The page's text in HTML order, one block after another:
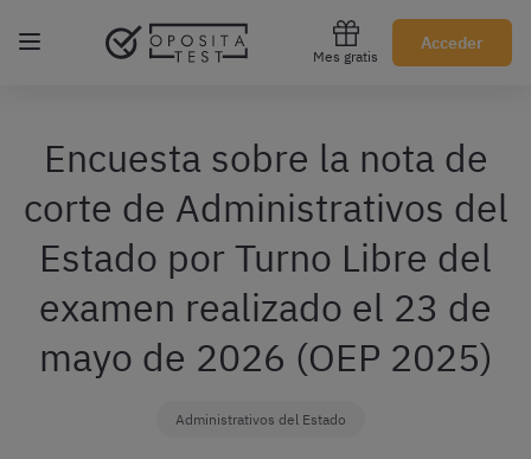
Mes gratis
Acceder
Regístrate gratis
Encuesta sobre la nota de
corte de Administrativos del
Estado por Turno Libre del
examen realizado el 23 de
mayo de 2026 (OEP 2025)
Administrativos del Estado